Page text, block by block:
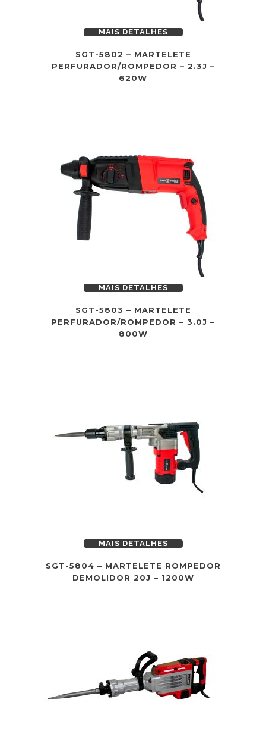
MAIS DETALHES
SGT-5802 – MARTELETE
PERFURADOR/ROMPEDOR – 2.3J –
620W
MAIS DETALHES
SGT-5803 – MARTELETE
PERFURADOR/ROMPEDOR – 3.0J –
800W
MAIS DETALHES
SGT-5804 – MARTELETE ROMPEDOR
DEMOLIDOR 20J – 1200W